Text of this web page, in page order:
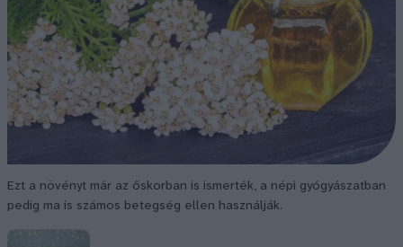
Ezt a növényt már az őskorban is ismerték, a népi gyógyászatban
pedig ma is számos betegség ellen használják.